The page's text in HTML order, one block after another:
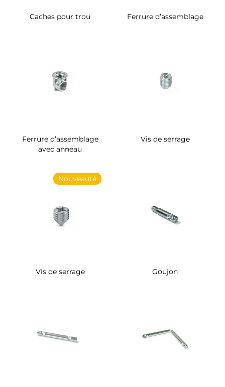
Caches pour trou Ferrure d’assemblage
Ferrure d’assemblage
avec anneau
Vis de serrage
Nouveauté
Vis de serrage Goujon